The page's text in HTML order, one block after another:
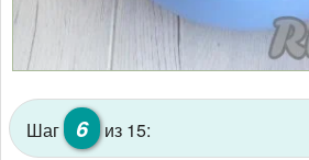
Шаг 6
из 15: